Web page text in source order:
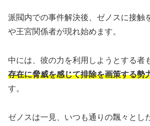
派閥内での事件解決後、ゼノスに接触
や王宮関係者が現れ始めます。
中には、彼の力を利用しようとする者
存在に脅威を感じて排除を画策する勢
す。
ゼノスは一見、いつも通りの飄々とし